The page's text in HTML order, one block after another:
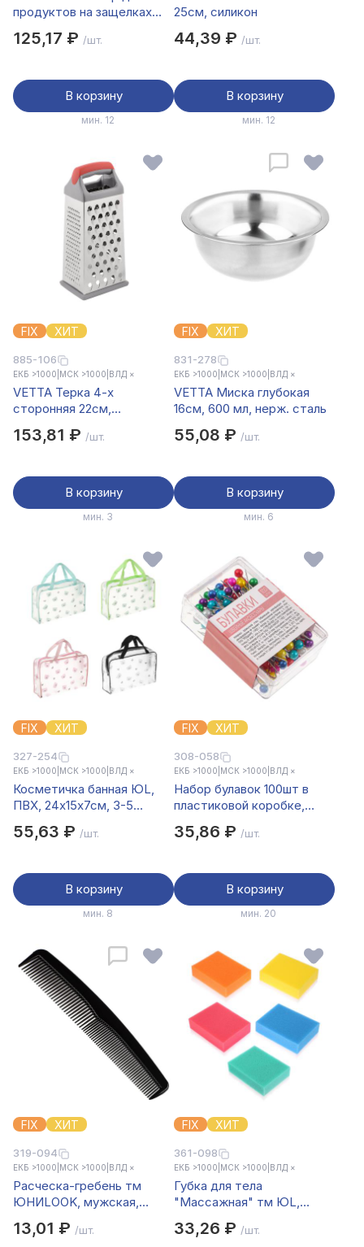
продуктов на защелках
стекло
125,17 ₽ /шт.
В корзину
мин. 12
25см, силикон
44,39 ₽ /шт.
В корзину
мин. 12
FIX ХИТ
885-106
ЕКБ >1000 МСК >1000 ВЛД ×
VETTA Терка 4-х
сторонняя 22см,
153,81 ₽ /шт.
В корзину
мин. 3
FIX ХИТ
831-278
ЕКБ >1000 МСК >1000 ВЛД ×
VETTA Миска глубокая
16см, 600 мл, нерж. сталь
55,08 ₽ /шт.
В корзину
мин. 6
FIX ХИТ
327-254
ЕКБ >1000 МСК >1000 ВЛД ×
Косметичка банная ЮL,
ПВХ, 24х15х7см, 3-5
55,63 ₽ /шт.
В корзину
мин. 8
FIX ХИТ
308-058
ЕКБ >1000 МСК >1000 ВЛД ×
Набор булавок 100шт в
пластиковой коробке,
35,86 ₽ /шт.
В корзину
мин. 20
FIX ХИТ
319-094
ЕКБ >1000 МСК >1000 ВЛД ×
Расческа-гребень тм
ЮНИLOOK, мужская,
13,01 ₽ /шт.
FIX ХИТ
361-098
ЕКБ >1000 МСК >1000 ВЛД ×
Губка для тела
"Массажная" тм ЮL,
(+/-5мм), цвета микс
33,26 ₽ /шт.